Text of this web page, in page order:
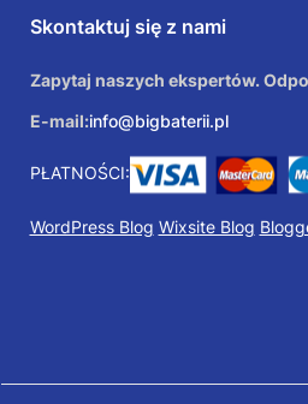
Skontaktuj się z nami
Zapytaj naszych ekspertów.
E-mail:info@bigbaterii.pl
PŁATNOŚCI:
WordPress Blog Wixsite Blog